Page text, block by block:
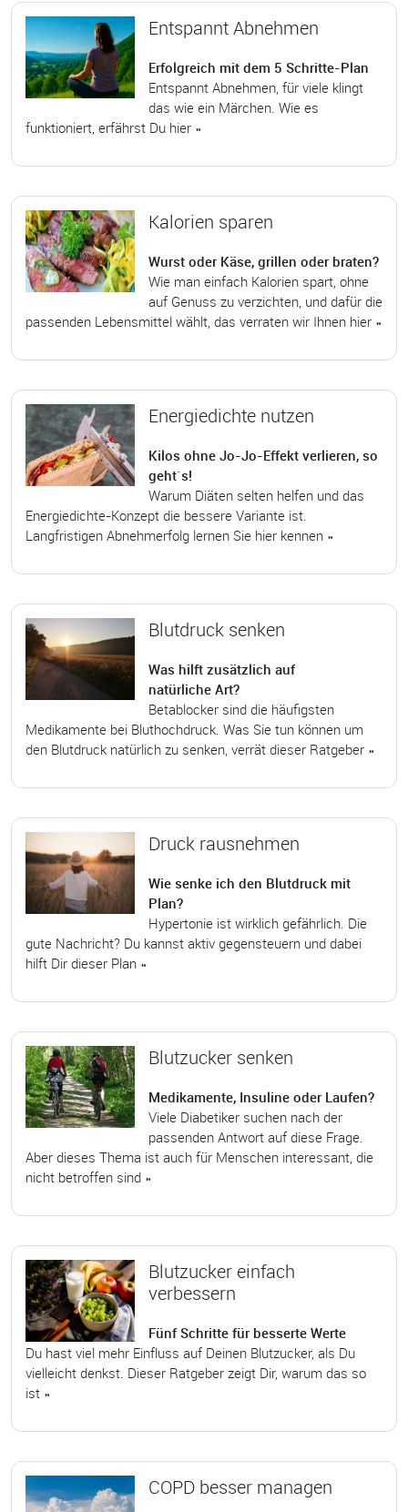
Entspannt Abnehmen
Erfolgreich mit dem 5 Schritte-Plan
Entspannt Abnehmen, für viele klingt
das wie ein Märchen. Wie es
funktioniert, erfährst Du hier »
Kalorien sparen
Wurst oder Käse, grillen oder braten?
Wie man einfach Kalorien spart, ohne
auf Genuss zu verzichten, und dafür die
passenden Lebensmittel wählt, das verraten wir Ihnen hier »
Energiedichte nutzen
Kilos ohne Jo-Jo-Effekt verlieren, so
geht`s!
Warum Diäten selten helfen und das
Energiedichte-Konzept die bessere Variante ist.
Langfristigen Abnehmerfolg lernen Sie hier kennen »
Blutdruck senken
Was hilft zusätzlich auf
natürliche Art?
Betablocker sind die häufigsten
Medikamente bei Bluthochdruck. Was Sie tun können um
den Blutdruck natürlich zu senken, verrät dieser Ratgeber »
Druck rausnehmen
Wie senke ich den Blutdruck mit
Plan?
Hypertonie ist wirklich gefährlich. Die
gute Nachricht? Du kannst aktiv gegensteuern und dabei
hilft Dir dieser Plan »
Blutzucker senken
Medikamente, Insuline oder Laufen?
Viele Diabetiker suchen nach der
passenden Antwort auf diese Frage.
Aber dieses Thema ist auch für Menschen interessant, die
nicht betroffen sind »
Blutzucker einfach
verbessern
Fünf Schritte für besserte Werte
Du hast viel mehr Einfluss auf Deinen Blutzucker, als Du
vielleicht denkst. Dieser Ratgeber zeigt Dir, warum das so
ist »
COPD besser managen